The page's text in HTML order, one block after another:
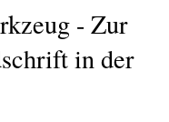
- Zur
in der